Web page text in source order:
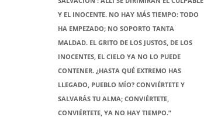
Y EL INOCENTE. NO HAY MÁS TIEMPO: TODO
HA EMPEZADO; NO SOPORTO TANTA
MALDAD. EL GRITO DE LOS JUSTOS, DE LOS
INOCENTES, EL CIELO YA NO LO PUEDE
CONTENER. ¿HASTA QUÉ EXTREMO HAS
LLEGADO, PUEBLO MÍO? CONVIÉRTETE Y
SALVARÁS TU ALMA; CONVIÉRTETE,
CONVIÉRTETE, YA NO HAY TIEMPO.”